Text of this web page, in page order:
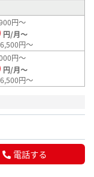
円～
円/月～
円～
円～
円/月～
円～
電話する